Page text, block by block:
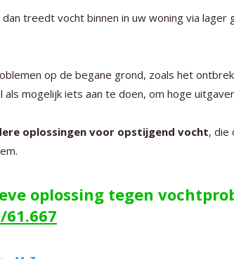
dan treedt vocht binnen in uw woning via lager
op de begane grond, zoals het
mogelijk iets aan te doen, om hoge
oplossingen voor opstijgend vocht, die
oplossing tegen
61.667